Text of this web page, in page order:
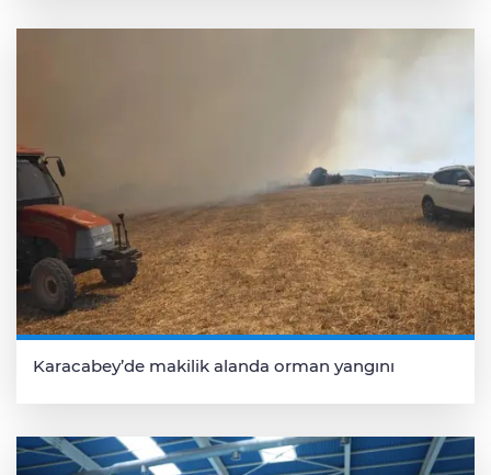
Karacabey’de makilik alanda orman yangını